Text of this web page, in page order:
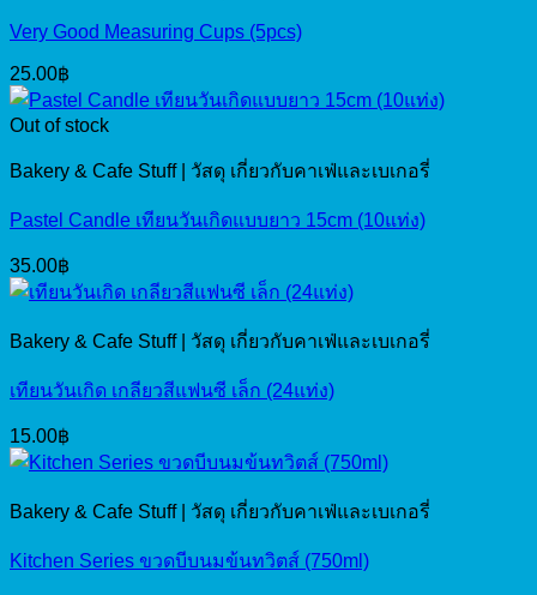
Very Good Measuring Cups (5pcs)
25.00฿
Out of stock
Bakery & Cafe Stuff | วัสดุ เกี่ยวกับคาเฟ่และเบเกอรี่
Pastel Candle เทียนวันเกิดแบบยาว 15cm (10แท่ง)
35.00฿
Bakery & Cafe Stuff | วัสดุ เกี่ยวกับคาเฟ่และเบเกอรี่
เทียนวันเกิด เกลียวสีแฟนซี เล็ก (24แท่ง)
15.00฿
Bakery & Cafe Stuff | วัสดุ เกี่ยวกับคาเฟ่และเบเกอรี่
Kitchen Series ขวดบีบนมข้นทวิตส์ (750ml)